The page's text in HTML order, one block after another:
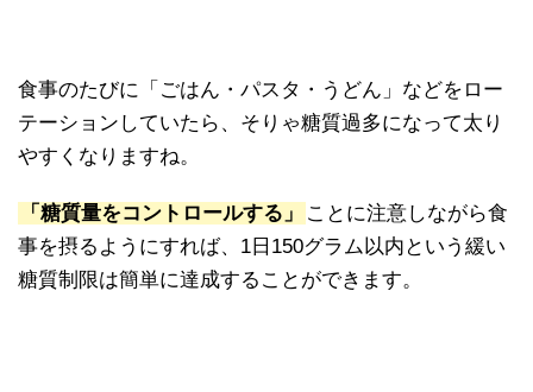
食事のたびに「ごはん・パスタ・うどん」などをロー
テーションしていたら、そりゃ糖質過多になって太り
やすくなりますね。
「糖質量をコントロールする」
ことに注意しながら食
事を摂るようにすれば、1日150グラム以内という緩い
糖質制限は簡単に達成することができます。